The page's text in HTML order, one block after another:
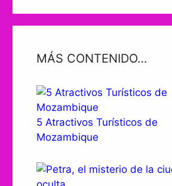
MÁS CONTENIDO…
5 Atractivos Turísticos de
Mozambique